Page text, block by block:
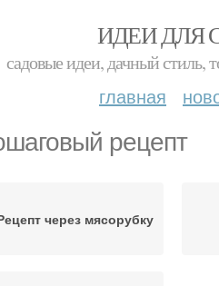
ИДЕИ ДЛЯ
садовые идеи, дачный стиль,
главная
рецепт
через мясорубку